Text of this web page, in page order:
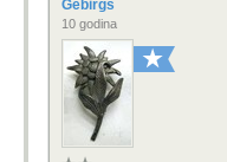
Gebirgs
10 godina